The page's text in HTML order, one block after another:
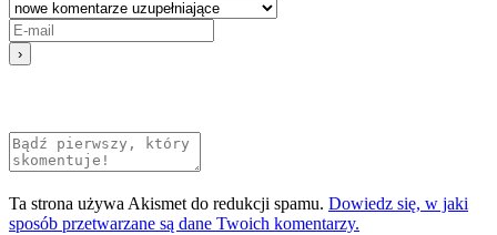
Ta strona używa Akismet do redukcji spamu. Dowiedz się, w jaki
sposób przetwarzane są dane Twoich komentarzy.